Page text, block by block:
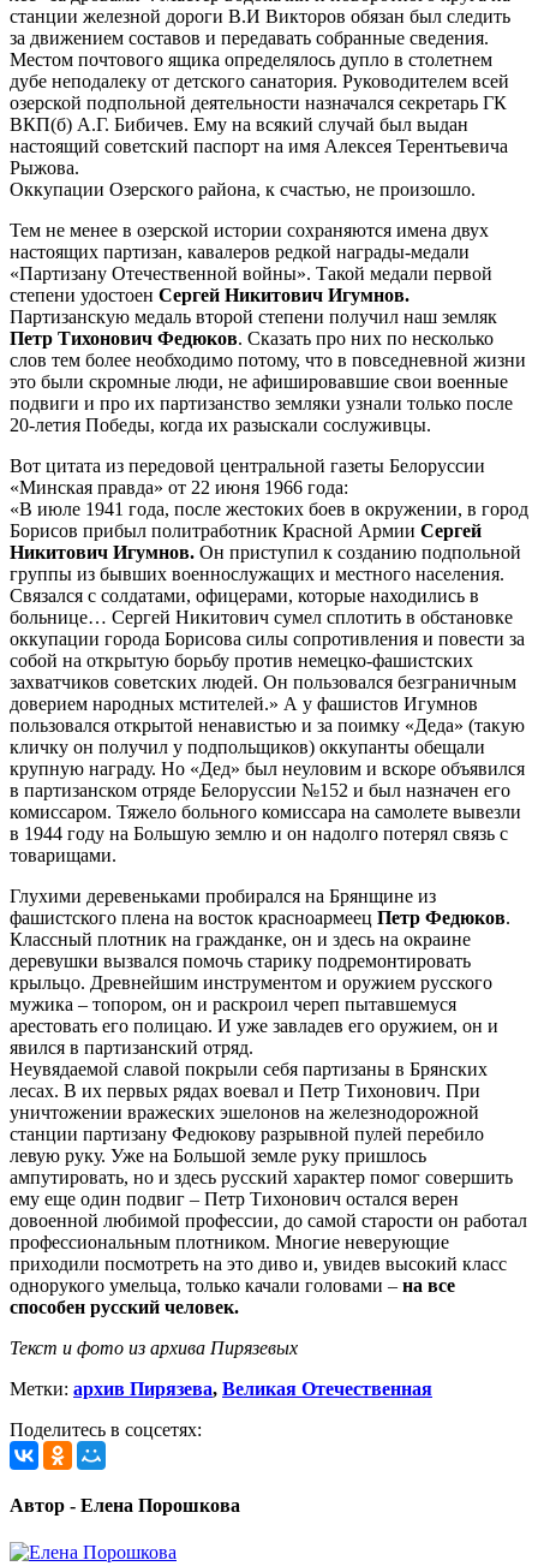
станции железной дороги В.И Викторов обязан был следить
за движением составов и передавать собранные сведения.
Местом почтового ящика определялось дупло в столетнем
дубе неподалеку от детского санатория. Руководителем всей
озерской подпольной деятельности назначался секретарь ГК
ВКП(б) А.Г. Бибичев. Ему на всякий случай был выдан
настоящий советский паспорт на имя Алексея Терентьевича
Рыжова.
Оккупации Озерского района, к счастью, не произошло.
Тем не менее в озерской истории сохраняются имена двух
настоящих партизан, кавалеров редкой награды-медали
«Партизану Отечественной войны». Такой медали первой
степени удостоен Сергей Никитович Игумнов.
Партизанскую медаль второй степени получил наш земляк
Петр Тихонович Федюков. Сказать про них по несколько
слов тем более необходимо потому, что в повседневной жизни
это были скромные люди, не афишировавшие свои военные
подвиги и про их партизанство земляки узнали только после
20-летия Победы, когда их разыскали сослуживцы.
Вот цитата из передовой центральной газеты Белоруссии
«Минская правда» от 22 июня 1966 года:
«В июле 1941 года, после жестоких боев в окружении, в город
Борисов прибыл политработник Красной Армии Сергей
Никитович Игумнов. Он приступил к созданию подпольной
группы из бывших военнослужащих и местного населения.
Связался с солдатами, офицерами, которые находились в
больнице… Сергей Никитович сумел сплотить в обстановке
оккупации города Борисова силы сопротивления и повести за
собой на открытую борьбу против немецко-фашистских
захватчиков советских людей. Он пользовался безграничным
доверием народных мстителей.» А у фашистов Игумнов
пользовался открытой ненавистью и за поимку «Деда» (такую
кличку он получил у подпольщиков) оккупанты обещали
крупную награду. Но «Дед» был неуловим и вскоре объявился
в партизанском отряде Белоруссии №152 и был назначен его
комиссаром. Тяжело больного комиссара на самолете вывезли
в 1944 году на Большую землю и он надолго потерял связь с
товарищами.
Глухими деревеньками пробирался на Брянщине из
фашистского плена на восток красноармеец Петр Федюков.
Классный плотник на гражданке, он и здесь на окраине
деревушки вызвался помочь старику подремонтировать
крыльцо. Древнейшим инструментом и оружием русского
мужика – топором, он и раскроил череп пытавшемуся
арестовать его полицаю. И уже завладев его оружием, он и
явился в партизанский отряд.
Неувядаемой славой покрыли себя партизаны в Брянских
лесах. В их первых рядах воевал и Петр Тихонович. При
уничтожении вражеских эшелонов на железнодорожной
станции партизану Федюкову разрывной пулей перебило
левую руку. Уже на Большой земле руку пришлось
ампутировать, но и здесь русский характер помог совершить
ему еще один подвиг – Петр Тихонович остался верен
довоенной любимой профессии, до самой старости он работал
профессиональным плотником. Многие неверующие
приходили посмотреть на это диво и, увидев высокий класс
однорукого умельца, только качали головами – на все
способен русский человек.
Текст и фото из архива Пирязевых
Метки: архив Пирязева, Великая Отечественная
Поделитесь в соцсетях:
Автор - Елена Порошкова